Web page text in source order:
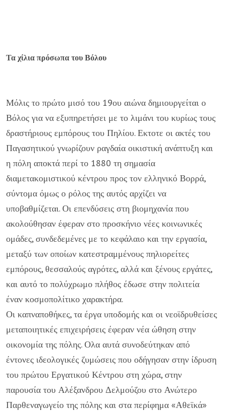
Τα χίλια πρόσωπα του Βόλου
Μόλις το πρώτο μισό του 19ου αιώνα δημιουργείται ο
Βόλος για να εξυπηρετήσει με το λιμάνι του κυρίως τους
δραστήριους εμπόρους του Πηλίου. Εκτοτε οι ακτές του
Παγασητικού γνωρίζουν ραγδαία οικιστική ανάπτυξη και
η πόλη αποκτά περί το 1880 τη σημασία
διαμετακομιστικού κέντρου προς τον ελληνικό Βορρά,
σύντομα όμως ο ρόλος της αυτός αρχίζει να
υποβαθμίζεται. Οι επενδύσεις στη βιομηχανία που
ακολούθησαν έφεραν στο προσκήνιο νέες κοινωνικές
ομάδες, συνδεδεμένες με το κεφάλαιο και την εργασία,
μεταξύ των οποίων κατεστραμμένους πηλιορείτες
εμπόρους, θεσσαλούς αγρότες, αλλά και ξένους εργάτες,
και αυτό το πολύχρωμο πλήθος έδωσε στην πολιτεία
έναν κοσμοπολίτικο χαρακτήρα.
Οι καπναποθήκες, τα έργα υποδομής και οι νεοϊδρυθείσες
μεταποιητικές επιχειρήσεις έφεραν νέα ώθηση στην
οικονομία της πόλης. Ολα αυτά συνοδεύτηκαν από
έντονες ιδεολογικές ζυμώσεις που οδήγησαν στην ίδρυση
του πρώτου Εργατικού Κέντρου στη χώρα, στην
παρουσία του Αλέξανδρου Δελμούζου στο Ανώτερο
Παρθεναγωγείο της πόλης και στα περίφημα «Αθεϊκά»